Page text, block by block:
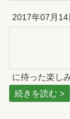
2017年07月14
に待った楽し
続きを読む >